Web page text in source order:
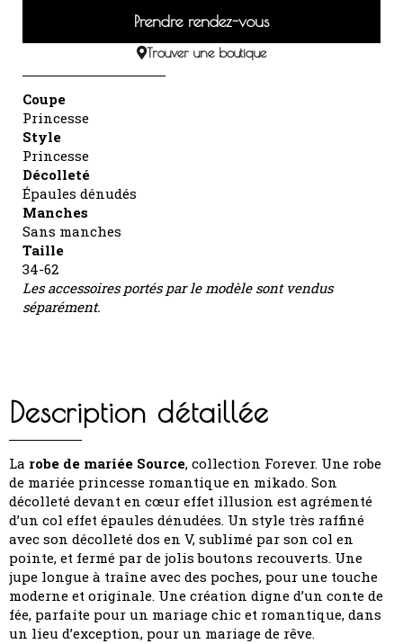
Prendre rendez-vous
Trouver une boutique
Coupe
Princesse
Style
Princesse
Décolleté
Épaules dénudés
Manches
Sans manches
Taille
34-62
Les accessoires portés par le modèle sont vendus
séparément.
Description détaillée
La robe de mariée Source, collection Forever. Une robe
de mariée princesse romantique en mikado. Son
décolleté devant en cœur effet illusion est agrémenté
d’un col effet épaules dénudées. Un style très raffiné
avec son décolleté dos en V, sublimé par son col en
pointe, et fermé par de jolis boutons recouverts. Une
jupe longue à traîne avec des poches, pour une touche
moderne et originale. Une création digne d’un conte de
fée, parfaite pour un mariage chic et romantique, dans
un lieu d’exception, pour un mariage de rêve.